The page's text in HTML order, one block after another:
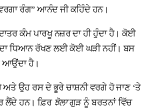
ਰੰਗ” ਆਨੰਦ ਜੀ ਕਹਿੰਦੇ ਹਨ।
ਕੰਮ ਪਾਰਖੂ ਨਜ਼ਰ ਦਾ ਹੀ ਹੁੰਦਾ ਹੈ। ਕੋਈ
ਦਾ ਧਿਆਨ ਰੱਖਣ ਲਈ ਕੋਈ ਘੜੀ ਨਹੀਂ। ਬਸ
ਆਉਂਦਾ ਹੈ।
ਉਹ ਰਸ ਦੇ ਭੂਰੇ ਚਾਸ਼ਨੀ ਵਰਗੇ ਹੋ ਜਾਣ ‘ਤੇ
ਲੈਂਦੇ ਹਨ। ਫ਼ਿਰ ਝੋਲਾਗੁੜ ਨੂੰ ਬਰਤਨਾਂ ਵਿੱਚ